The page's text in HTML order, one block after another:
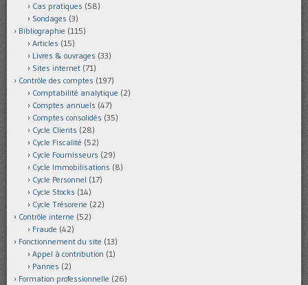
Cas pratiques (58)
Sondages (3)
Bibliographie (115)
Articles (15)
Livres & ouvrages (33)
Sites internet (71)
Contrôle des comptes (197)
Comptabilité analytique (2)
Comptes annuels (47)
Comptes consolidés (35)
Cycle Clients (28)
Cycle Fiscalité (52)
Cycle Fournisseurs (29)
Cycle Immobilisations (8)
Cycle Personnel (17)
Cycle Stocks (14)
Cycle Trésorerie (22)
Contrôle interne (52)
Fraude (42)
Fonctionnement du site (13)
Appel à contribution (1)
Pannes (2)
Formation professionnelle (26)